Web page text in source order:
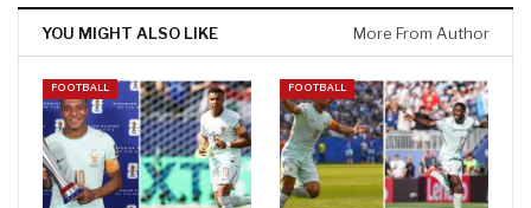
YOU MIGHT ALSO LIKE More From Author
FOOTBALL FOOTBALL